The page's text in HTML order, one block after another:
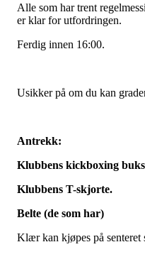
Alle som har trent
er klar for utfordringen.
Ferdig innen 16:00.
Usikker på om du kan
Antrekk:
Klubbens kickboxing
Klubbens T-skjorte.
Belte (de som har)
Klær kan kjøpes på senteret